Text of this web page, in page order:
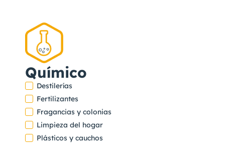
Químico
Destilerías
Fertilizantes
Fragancias y colonias
Limpieza del hogar
Plásticos y cauchos